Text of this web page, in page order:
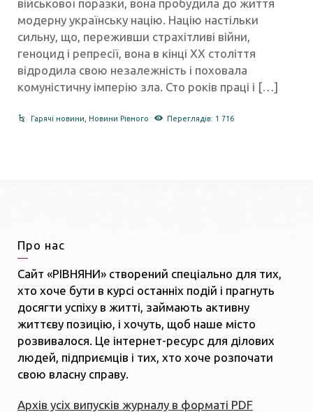
військової поразки, вона пробудила до життя
модерну українську націю. Націю настільки
сильну, що, переживши страхітливі війни,
геноцид і репресії, вона в кінці ХХ століття
відродила свою незалежність і поховала
комуністичну імперію зла. Сто років праці і […]
Гарячі новини ,Новини Рівного Переглядів: 1 716
Про нас
Сайт «РІВНЯНИ» створений спеціально для тих,
хто хоче бути в курсі останніх подій і прагнуть
досягти успіху в житті, займають активну
життєву позицію, і хочуть, щоб наше місто
розвивалося. Це інтернет-ресурс для ділових
людей, підприємців і тих, хто хоче розпочати
свою власну справу.
Архів усіх випусків журналу в форматі PDF